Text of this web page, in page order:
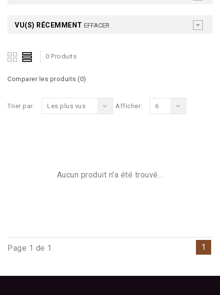
VU(S) RÉCEMMENT EFFACER
0 Produits
Comparer les produits (0)
Trier par: Les plus vus Afficher: 6
Aucun produit n'a été trouvé...
Page 1 de 1 1